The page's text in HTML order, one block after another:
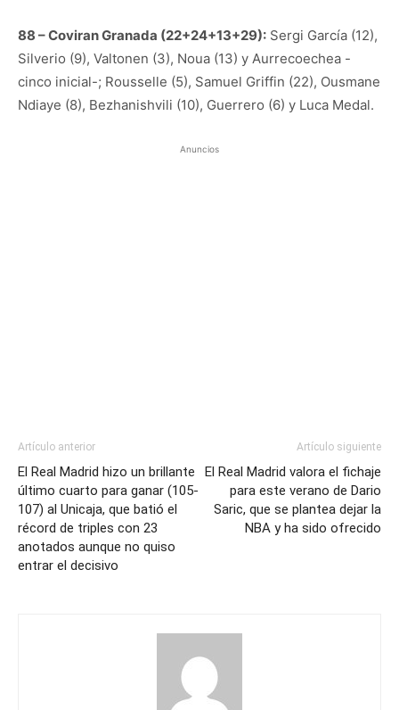
88 – Coviran Granada (22+24+13+29): Sergi García (12),
Silverio (9), Valtonen (3), Noua (13) y Aurrecoechea -
cinco inicial-; Rousselle (5), Samuel Griffin (22), Ousmane
Ndiaye (8), Bezhanishvili (10), Guerrero (6) y Luca Medal.
Anuncios
Artículo anterior
El Real Madrid hizo un brillante
último cuarto para ganar (105-
107) al Unicaja, que batió el
récord de triples con 23
anotados aunque no quiso
entrar el decisivo
Artículo siguiente
El Real Madrid valora el fichaje
para este verano de Dario
Saric, que se plantea dejar la
NBA y ha sido ofrecido